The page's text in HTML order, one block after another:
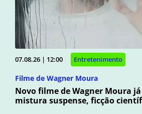
07.08.26 | 12:00 Entretenimento
Filme de Wagner Moura
Novo filme de Wagner Moura
mistura suspense, ficção